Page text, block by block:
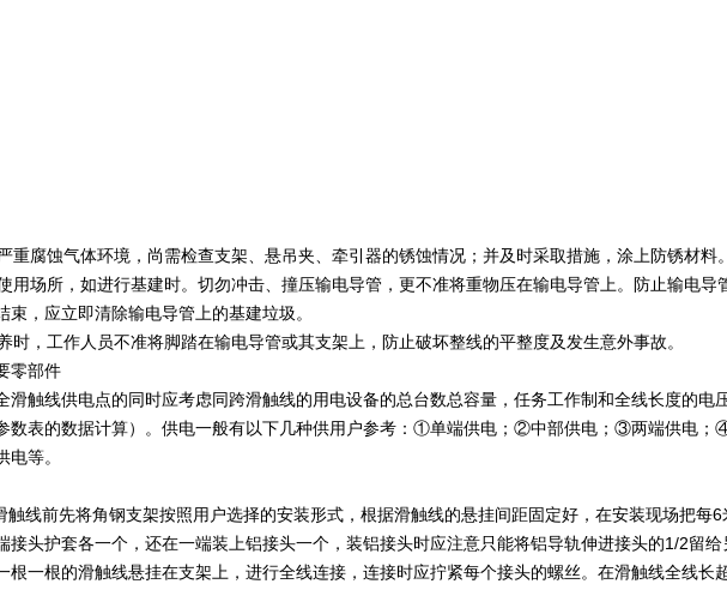
腐蚀气体环境，尚需检查支架、悬吊夹、牵引器的锈蚀情况；并及时采取措施，涂上防锈材料。
场所，如进行基建时。切勿冲击、撞压输电导管，更不准将重物压在输电导管上。防止输电导
束，应立即清除输电导管上的基建垃圾。
，工作人员不准将脚踏在输电导管或其支架上，防止破坏整线的平整度及发生意外事故。
零部件
滑触线供电点的同时应考虑同跨滑触线的用电设备的总台数总容量，任务工作制和全线长度的电
数表的数据计算）。供电一般有以下几种供用户参考：①单端供电；②中部供电；③两端供电
电等。
线前先将角钢支架按照用户选择的安装形式，根据滑触线的悬挂间距固定好，在安装现场把每
接头护套各一个，还在一端装上铝接头一个，装铝接头时应注意只能将铝导轨伸进接头的1/2留
根一根的滑触线悬挂在支架上，进行全线连接，连接时应拧紧每个接头的螺丝。在滑触线全线长